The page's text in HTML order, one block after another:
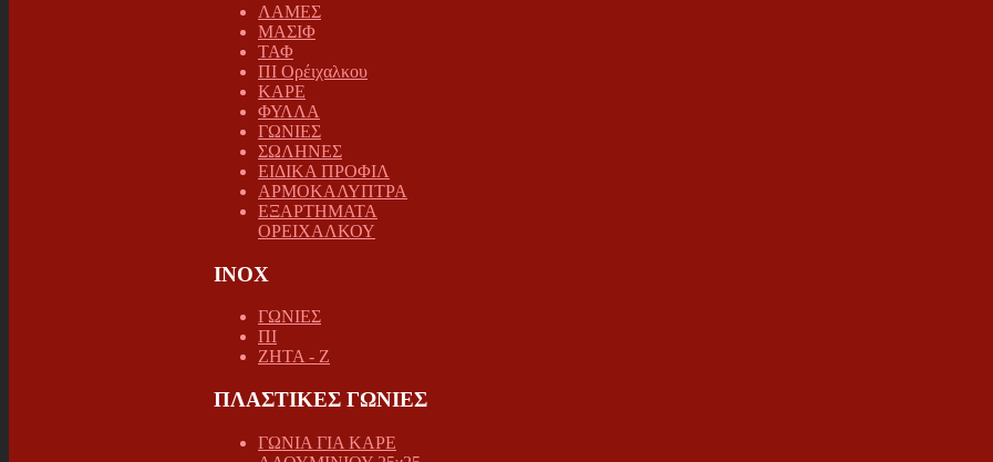
ΛΑΜΕΣ
ΜΑΣΙΦ
ΤΑΦ
ΠΙ Ορέιχαλκου
ΚΑΡΕ
ΦΥΛΛΑ
ΓΩΝΙΕΣ
ΣΩΛΗΝΕΣ
ΕΙΔΙΚΑ ΠΡΟΦΙΛ
ΑΡΜΟΚΑΛΥΠΤΡΑ
ΕΞΑΡΤΗΜΑΤΑ
ΟΡΕΙΧΑΛΚΟΥ
INOX
ΓΩΝΙΕΣ
ΠΙ
ΖΗΤΑ - Ζ
ΠΛΑΣΤΙΚΕΣ ΓΩΝΙΕΣ
ΓΩΝΙΑ ΓΙΑ ΚΑΡΕ